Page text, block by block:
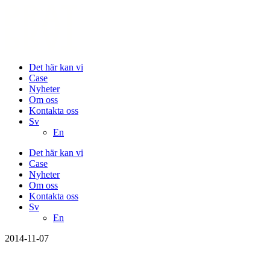
Det här kan vi
Case
Nyheter
Om oss
Kontakta oss
Sv
En
Det här kan vi
Case
Nyheter
Om oss
Kontakta oss
Sv
En
2014-11-07